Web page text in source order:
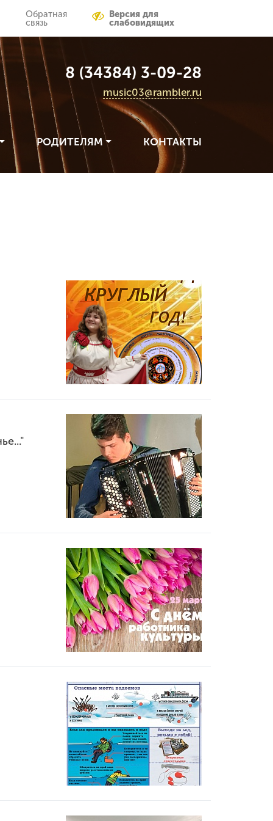
Обратная
связь
Версия для
слабовидящих
8 (34384) 3-09-28
music03@rambler.ru
РОДИТЕЛЯМ КОНТАКТЫ